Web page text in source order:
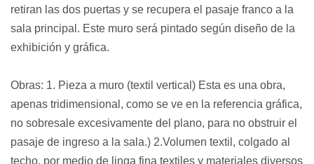
retiran las dos puertas y se recupera el pasaje franco a la
sala principal. Este muro será pintado según diseño de la
exhibición y gráfica.
Obras: 1. Pieza a muro (textil vertical) Esta es una obra,
apenas tridimensional, como se ve en la referencia gráfica,
no sobresale excesivamente del plano, para no obstruir el
pasaje de ingreso a la sala.) 2.Volumen textil, colgado al
techo, por medio de linga fina textiles y materiales diversos